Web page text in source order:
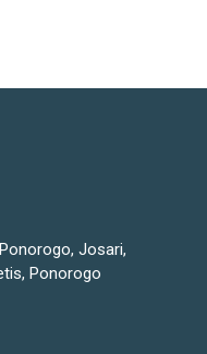
Josari,
Ponorogo